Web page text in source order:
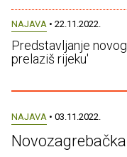
NAJAVA • 22.11.2022.
Predstavljanje
prelaziš rijeku'
NAJAVA • 03.11.2022.